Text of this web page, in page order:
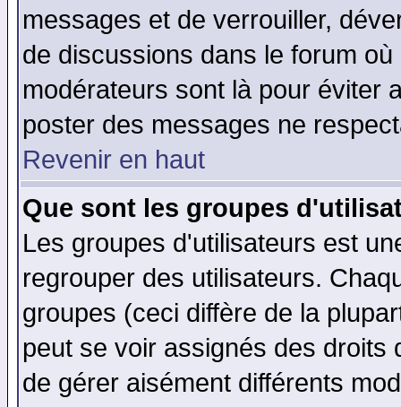
messages et de verrouiller,
de discussions dans le forum
modérateurs sont là pour éviter
poster des messages ne
Revenir en haut
Que sont les groupes
Les groupes d'utilisateurs est
regrouper des utilisateurs.
groupes (ceci diffère de la
peut se voir assignés des
de gérer aisément différents